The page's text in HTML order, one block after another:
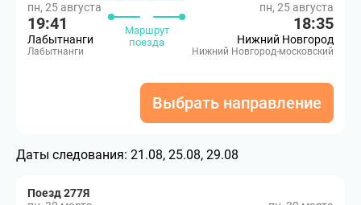
пн, 25 августа
19:41
Лабытнанги
Лабытнанги
Маршрут
поезда
пн, 25 августа
18:35
Нижний Новгород
Нижний Новгород-московский
Выбрать направление
Даты следования: 21.08, 25.08, 29.08
Поезд 277Я